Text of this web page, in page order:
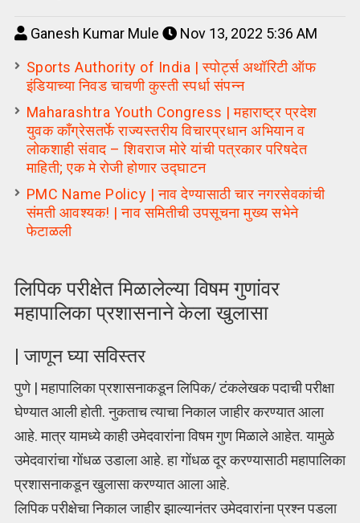
Ganesh Kumar Mule
Nov 13, 2022 5:36 AM
Sports Authority of India | स्पोर्ट्स अथॉरिटी ऑफ
इंडियाच्या निवड चाचणी कुस्ती स्पर्धा संपन्न
Maharashtra Youth Congress | महाराष्ट्र प्रदेश
युवक काँग्रेसतर्फे राज्यस्तरीय विचारप्रधान अभियान व
लोकशाही संवाद – शिवराज मोरे यांची पत्रकार परिषदेत
माहिती; एक मे रोजी होणार उद्घाटन
PMC Name Policy | नाव देण्यासाठी चार नगरसेवकांची
संमती आवश्यक! | नाव समितीची उपसूचना मुख्य सभेने
फेटाळली
लिपिक परीक्षेत मिळालेल्या विषम गुणांवर
महापालिका प्रशासनाने केला खुलासा
| जाणून घ्या सविस्तर
पुणे | महापालिका प्रशासनाकडून लिपिक/ टंकलेखक पदाची परीक्षा
घेण्यात आली होती. नुकताच त्याचा निकाल जाहीर करण्यात आला
आहे. मात्र यामध्ये काही उमेदवारांना विषम गुण मिळाले आहेत. यामुळे
उमेदवारांचा गोंधळ उडाला आहे. हा गोंधळ दूर करण्यासाठी महापालिका
प्रशासनाकडून खुलासा करण्यात आला आहे.
लिपिक परीक्षेचा निकाल जाहीर झाल्यानंतर उमेदवारांना प्रश्न पडला